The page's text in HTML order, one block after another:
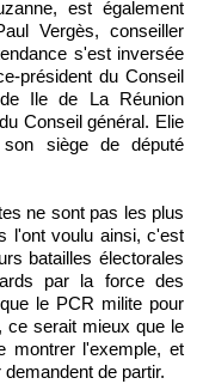
est également
Vergès, conseiller
s'est inversée
président du Conseil
Ile de La Réunion
Conseil général. Elie
siège de député
ne sont pas les plus
l'ont voulu ainsi, c'est
batailles électorales
par la force des
le PCR milite pour
ce serait mieux que le
montrer l'exemple, et
de partir.